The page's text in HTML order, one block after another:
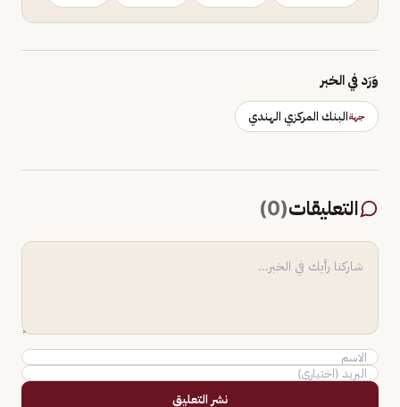
وَرَد في الخبر
جهةالبنك المركزي الهندي
التعليقات(
0
)
نشر التعليق